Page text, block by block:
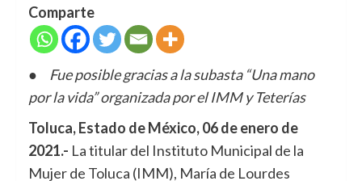
Comparte
● Fue posible gracias a la subasta “Una mano
por la vida” organizada por el IMM y Teterías
Toluca, Estado de México, 06 de enero de
2021.- La titular del Instituto Municipal de la
Mujer de Toluca (IMM), María de Lourdes